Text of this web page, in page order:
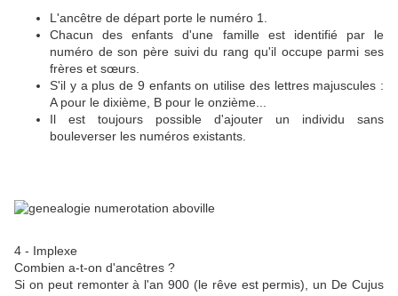
L'ancêtre de départ porte le numéro 1.
Chacun des enfants d'une famille est identifié par le
numéro de son père suivi du rang qu'il occupe parmi ses
frères et sœurs.
S'il y a plus de 9 enfants on utilise des lettres majuscules :
A pour le dixième, B pour le onzième...
Il est toujours possible d'ajouter un individu sans
bouleverser les numéros existants.
4 - Implexe
Combien a-t-on d'ancêtres ?
Si on peut remonter à l'an 900 (le rêve est permis), un De Cujus